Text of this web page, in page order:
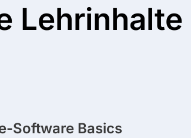
Lehrinhalte
Software Basics